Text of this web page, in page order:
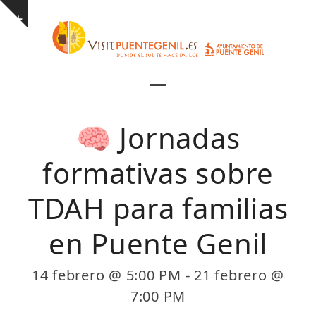
Skip
Show
menu
menu
🧠 Jornadas
formativas sobre
TDAH para familias
en Puente Genil
14 febrero @ 5:00 PM - 21 febrero @
7:00 PM